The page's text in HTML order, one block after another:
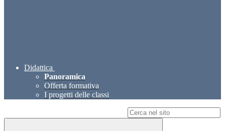
Didattica
Panoramica
Offerta formativa
I progetti delle classi